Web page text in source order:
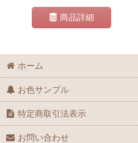
商品詳細
ホーム
お色サンプル
特定商取引法表示
お問い合わせ